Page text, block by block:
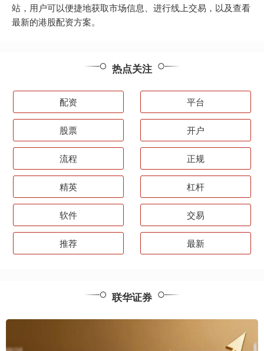
站，用户可以便捷地获取市场信息、进行线上交易，以及查看
最新的港股配资方案。
热点关注
配资 平台
股票 开户
流程 正规
精英 杠杆
软件 交易
推荐 最新
联华证券